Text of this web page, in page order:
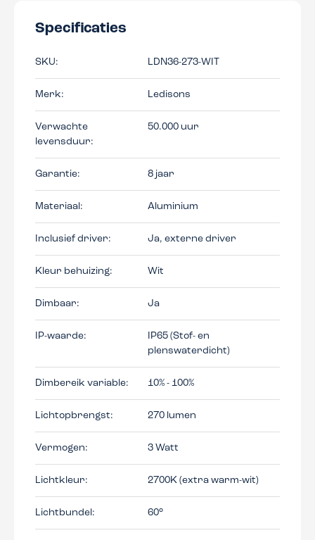
Specificaties
SKU: LDN36-273-WIT
Merk: Ledisons
Verwachte
levensduur:
50.000 uur
Garantie: 8 jaar
Materiaal: Aluminium
Inclusief driver: Ja, externe driver
Kleur behuizing: Wit
Dimbaar: Ja
IP-waarde:
IP65 (Stof- en
plenswaterdicht)
Dimbereik variable: 10% - 100%
Lichtopbrengst: 270 lumen
Vermogen: 3 Watt
Lichtkleur: 2700K (extra warm-wit)
Lichtbundel: 60°